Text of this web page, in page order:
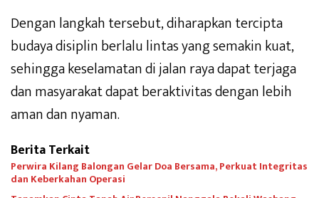
Dengan langkah tersebut, diharapkan tercipta
budaya disiplin berlalu lintas yang semakin kuat,
sehingga keselamatan di jalan raya dapat terjaga
dan masyarakat dapat beraktivitas dengan lebih
aman dan nyaman.
Berita Terkait
Perwira Kilang Balongan Gelar Doa Bersama, Perkuat Integritas
dan Keberkahan Operasi